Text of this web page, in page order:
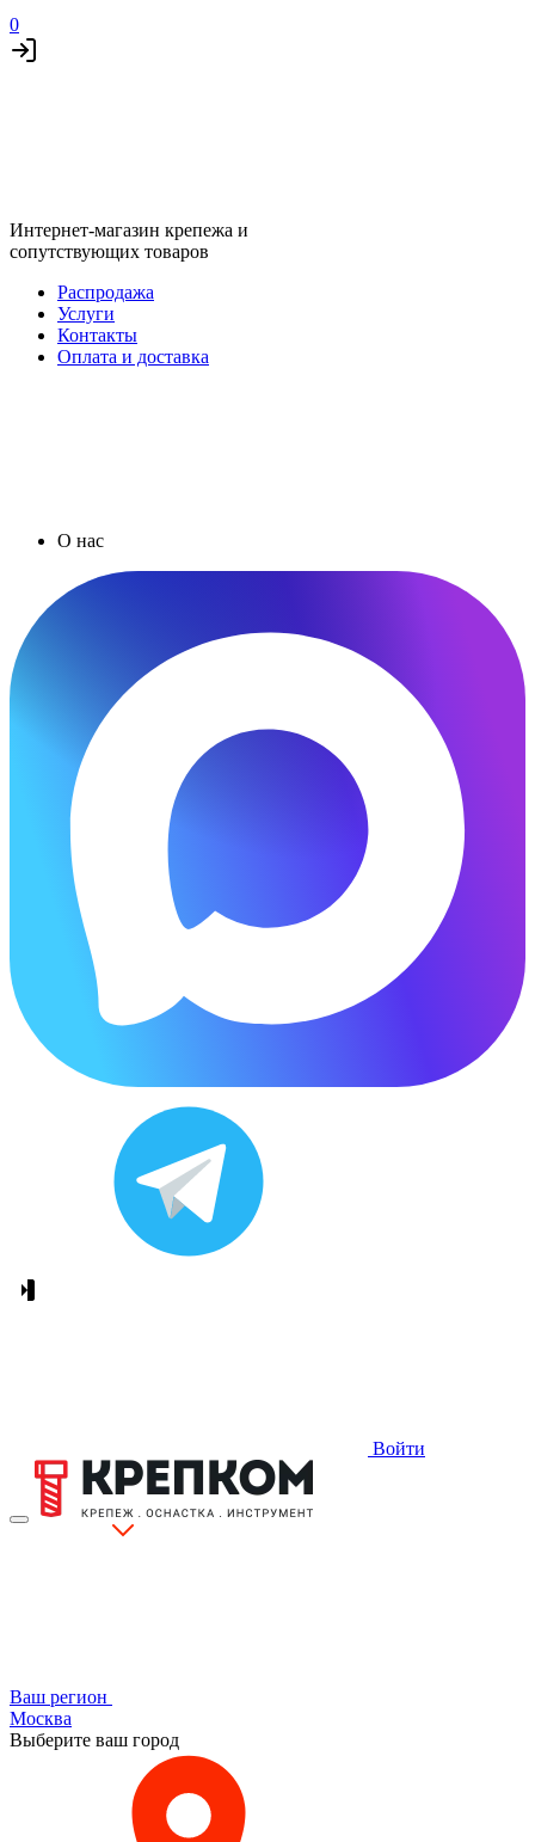
0
Интернет-магазин крепежа и
сопутствующих товаров
Распродажа
Услуги
Контакты
Оплата и доставка
О нас
Войти
Ваш регион
Москва
Выберите ваш город